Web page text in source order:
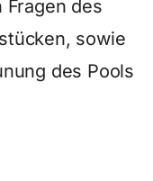
Fragen des
sowie
des Pools